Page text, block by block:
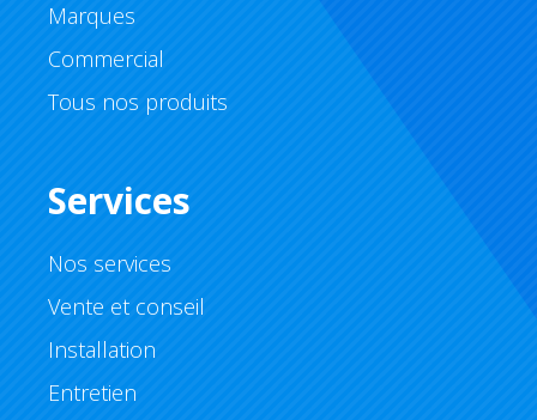
Marques
Commercial
Tous nos produits
Services
Nos services
Vente et conseil
Installation
Entretien